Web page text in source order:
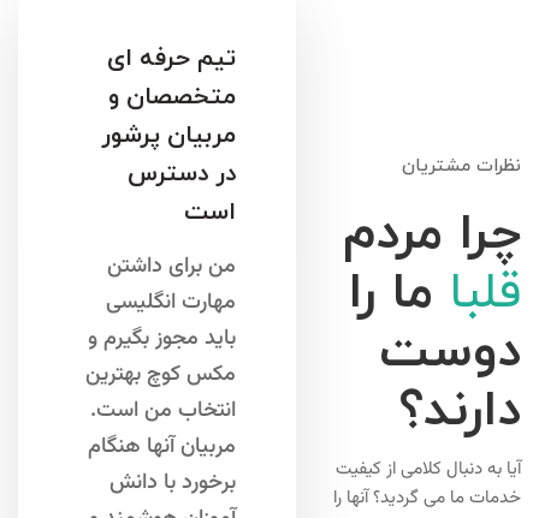
نظرات مشتریان
چرا مردم
قلبا ما را
دوست
دارند؟
آیا به دنبال کلامی از کیفیت
خدمات ما می گردید؟ آنها را
تیم حرفه ای
متخصصان و
مربیان پرشور
در دسترس
است
من برای داشتن
مهارت انگلیسی
باید مجوز بگیرم و
مکس کوچ بهترین
انتخاب من است.
مربیان آنها هنگام
برخورد با دانش
بازتاب علمی در
مورد روشهای مؤثر
برای اتخاذ دارند.
محمدی